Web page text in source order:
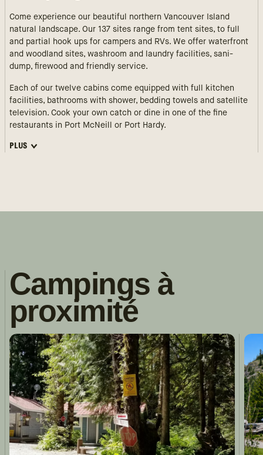
Come experience our beautiful northern Vancouver Island
natural landscape. Our 137 sites range from tent sites, to full
and partial hook ups for campers and RVs. We offer waterfront
and woodland sites, washroom and laundry facilities, sani-
dump, firewood and friendly service.
Each of our twelve cabins come equipped with full kitchen
facilities, bathrooms with shower, bedding towels and satellite
television. Cook your own catch or dine in one of the fine
restaurants in Port McNeill or Port Hardy.
PLUS
Campings à
proximité